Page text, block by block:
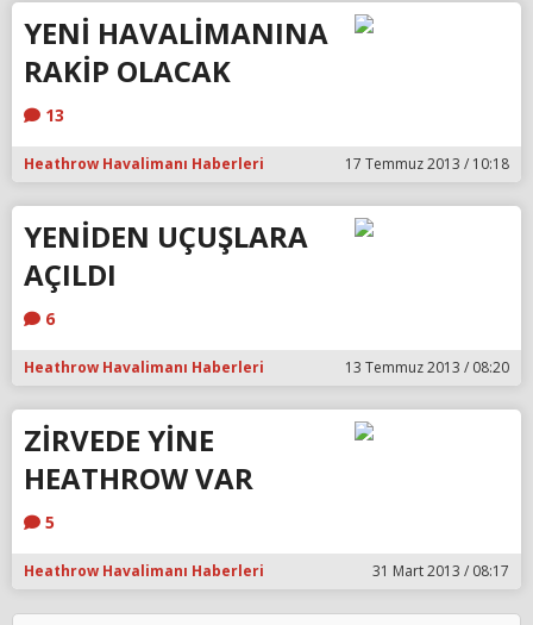
YENİ HAVALİMANINA
RAKİP OLACAK
13
Heathrow Havalimanı Haberleri 17 Temmuz 2013 / 10:18
YENİDEN UÇUŞLARA
AÇILDI
6
Heathrow Havalimanı Haberleri 13 Temmuz 2013 / 08:20
ZİRVEDE YİNE
HEATHROW VAR
5
Heathrow Havalimanı Haberleri 31 Mart 2013 / 08:17